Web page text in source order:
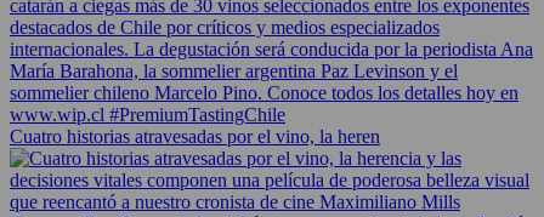
Cuatro historias atravesadas por el vino, la heren